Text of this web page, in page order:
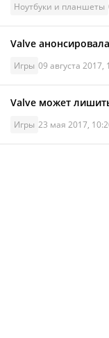
Ноутбуки и планшеты
Valve
Игры 09 августа 2017,
Valve может
Игры 23 мая 2017,